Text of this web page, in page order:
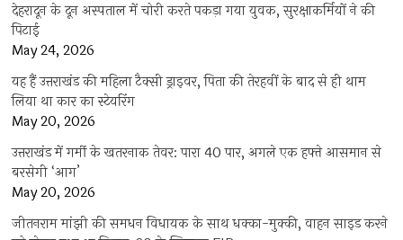
देहरादून के दून अस्पताल में चोरी करते पकड़ा गया युवक, सुरक्षाकर्मियों ने की
पिटाई
May 24, 2026
यह हैं उत्तराखंड की महिला टैक्सी ड्राइवर, पिता की तेरहवीं के बाद से ही थाम
लिया था कार का स्टेयरिंग
May 20, 2026
उत्तराखंड में गर्मी के खतरनाक तेवर: पारा 40 पार, अगले एक हफ्ते आसमान से
बरसेगी ‘आग’
May 20, 2026
जीतनराम मांझी की समधन विधायक के साथ धक्का-मुक्की, वाहन साइड करने